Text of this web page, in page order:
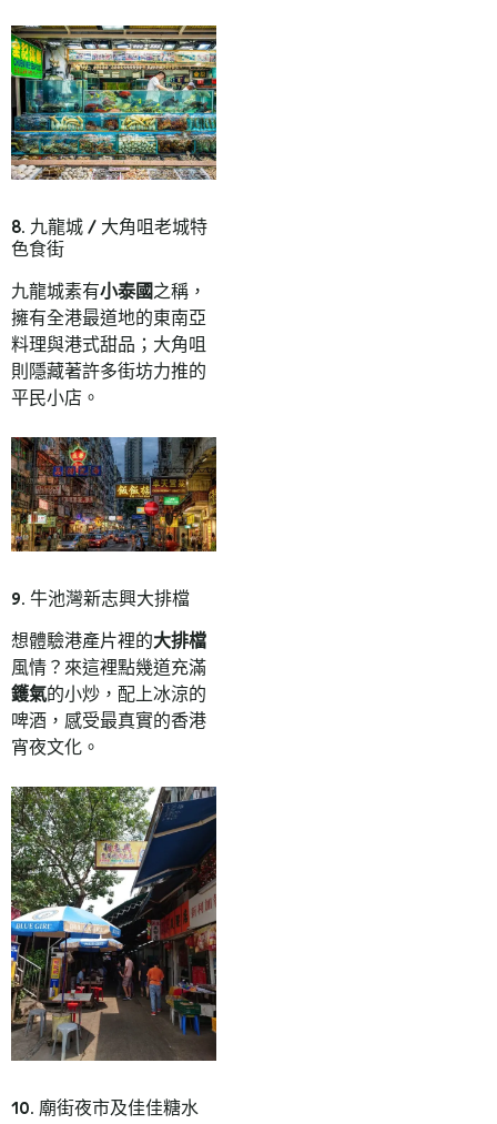
8. 九龍城 / 大角咀老城特
色食街
九龍城素有小泰國之稱，
擁有全港最道地的東南亞
料理與港式甜品；大角咀
則隱藏著許多街坊力推的
平民小店。
9. 牛池灣新志興大排檔
想體驗港產片裡的大排檔
風情？來這裡點幾道充滿
鑊氣的小炒，配上冰涼的
啤酒，感受最真實的香港
宵夜文化。
10. 廟街夜市及佳佳糖水